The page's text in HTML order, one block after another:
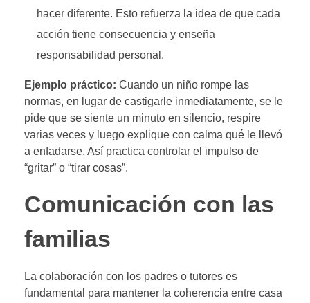
hacer diferente. Esto refuerza la idea de que cada
acción tiene consecuencia y enseña
responsabilidad personal.
Ejemplo práctico: Cuando un niño rompe las
normas, en lugar de castigarle inmediatamente, se le
pide que se siente un minuto en silencio, respire
varias veces y luego explique con calma qué le llevó
a enfadarse. Así practica controlar el impulso de
“gritar” o “tirar cosas”.
Comunicación con las
familias
La colaboración con los padres o tutores es
fundamental para mantener la coherencia entre casa